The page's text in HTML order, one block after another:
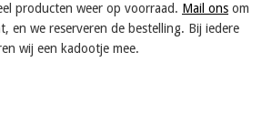
producten weer op voorraad. Mail ons om
en we reserveren de bestelling. Bij iedere
wij een kadootje mee.